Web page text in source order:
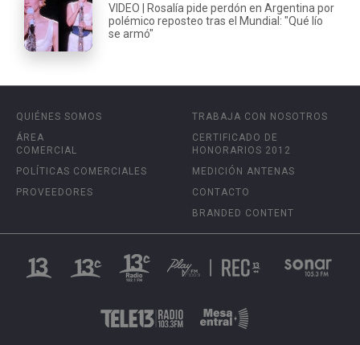
VIDEO | Rosalía pide perdón en Argentina por
polémico reposteo tras el Mundial: "Qué lío
se armó"
QUIÉNES SOMOS
ÁREA
COMERCIAL
POLÍTICAS COMERCIALES
PROVEEDORES
TRABAJA CON NOSOTROS
CERTIFICADO DE
HONORARIOS 2012
MEDICIÓN ANTENAS
CONTACTO
BRANDED CONTENT